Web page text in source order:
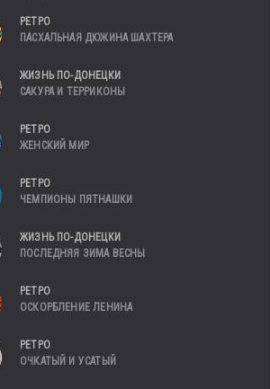
РЕТРО
ПАСХАЛЬНАЯ ДЮЖИНА ШАХТЕРА
ЖИЗНЬ ПО-ДОНЕЦКИ
САКУРА И ТЕРРИКОНЫ
РЕТРО
ЖЕНСКИЙ МИР
РЕТРО
ЧЕМПИОНЫ ПЯТНАШКИ
ЖИЗНЬ ПО-ДОНЕЦКИ
ПОСЛЕДНЯЯ ЗИМА ВЕСНЫ
РЕТРО
ОСКОРБЛЕНИЕ ЛЕНИНА
РЕТРО
ОЧКАТЫЙ И УСАТЫЙ